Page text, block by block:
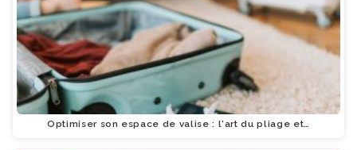
Optimiser son espace de valise : l'art du pliage et…